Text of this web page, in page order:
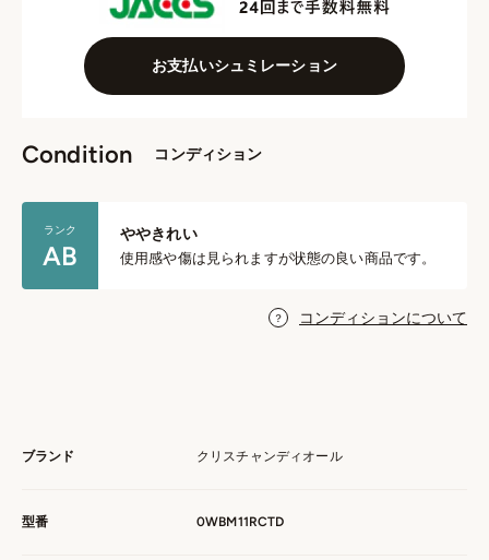
お支払いシュミレーション
Condition コンディション
ランク
AB
ややきれい
使用感や傷は見られますが状態の良い商品です。
コンディションについて
ブランド クリスチャンディオール
型番 0WBM11RCTD